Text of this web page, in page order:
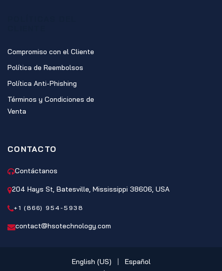
Compromiso con el Cliente
Política de Reembolsos
Política Anti-Phishing
Términos y Condiciones de
Venta
CONTACTO
Contáctanos
204 Hays St, Batesville, Mississippi 38606, USA
+1 (866) 954-5938
contact@hsotechnology.com
English (US) | Español